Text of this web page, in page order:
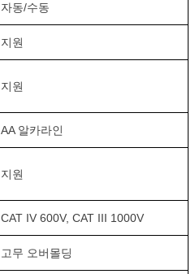
자동/수동
지원
지원
AA 알카라인
지원
CAT IV 600V, CAT III 1000V
고무 오버몰딩